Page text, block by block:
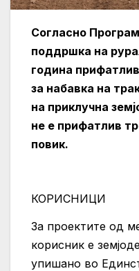
Согласно
поддршка на
година
за набавка на
на приклучна
не е прифатлив
повик.
КОРИСНИЦИ
За проектите од
корисник е
упишано во